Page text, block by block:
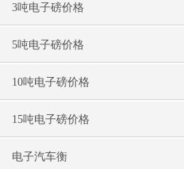
3吨电子磅价格
5吨电子磅价格
10吨电子磅价格
15吨电子磅价格
电子汽车衡